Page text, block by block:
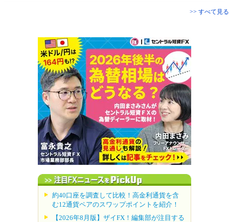
>> すべて見る
約40口座を調査して比較！高金利通貨を含
む12通貨ペアのスワップポイントを紹介！
【2026年8月版】ザイFX！編集部が注目する